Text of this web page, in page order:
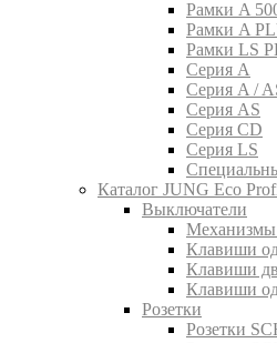
Рамки A
Рамки A
Рамки LS
Серия A
Серия A /
Серия AS
Серия CD
Серия LS
Каталог JUNG Eco
Выключатели
Механизмы
Клавиши
Клавиши
Клавиши
Розетки
Розетки